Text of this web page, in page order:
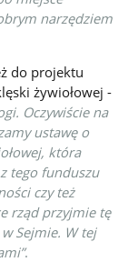
narzędziem
do projektu
żywiołowej -
Oczywiście na
ustawę o
która
tego funduszu
czy też
rząd przyjmie tę
Sejmie. W tej
.